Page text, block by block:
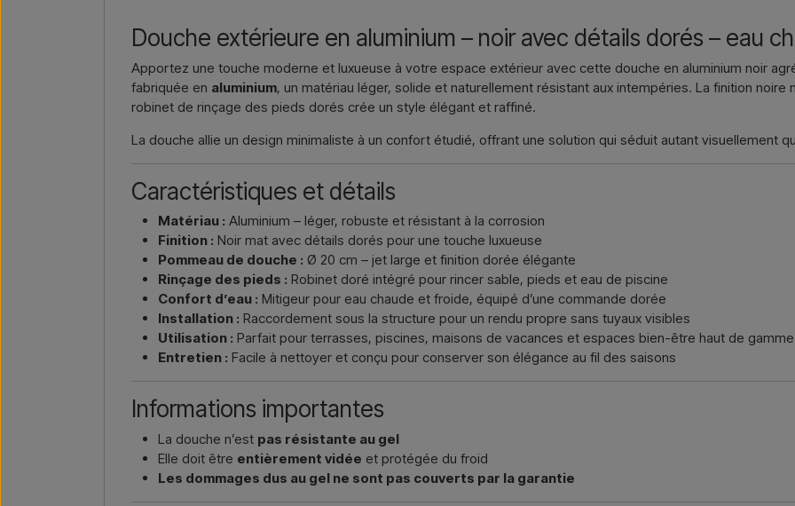
que les adresses de facturation
Nous
Douche extérieure en aluminium – noir avec détails dorés – eau
Apportez une touche moderne et luxueuse à votre espace extérieur avec cette douche en aluminium noir
fabriquée en aluminium, un matériau léger, solide et naturellement résistant aux intempéries. La finition
robinet de rinçage des pieds dorés crée un style élégant et raffiné.
La douche allie un design minimaliste à un confort étudié, offrant une solution qui séduit autant visuellement
Caractéristiques et détails
Matériau : Aluminium – léger, robuste et résistant à la corrosion
Finition : Noir mat avec détails dorés pour une touche luxueuse
Pommeau de douche : Ø 20 cm – jet large et finition dorée élégante
Rinçage des pieds : Robinet doré intégré pour rincer sable, pieds et eau de piscine
Confort d’eau : Mitigeur pour eau chaude et froide, équipé d’une commande dorée
Installation : Raccordement sous la structure pour un rendu propre sans tuyaux visibles
Utilisation : Parfait pour terrasses, piscines, maisons de vacances et espaces bien-être haut de gamme
Entretien : Facile à nettoyer et conçu pour conserver son élégance au fil des saisons
Informations importantes
La douche n’est pas résistante au gel
Elle doit être entièrement vidée et protégée du froid
Les dommages dus au gel ne sont pas couverts par la garantie